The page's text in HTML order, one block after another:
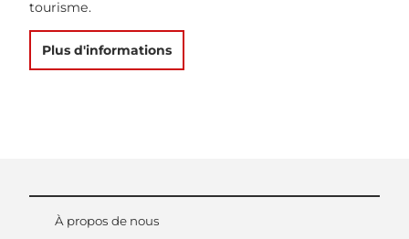
tourisme.
Plus d'informations
À propos de nous